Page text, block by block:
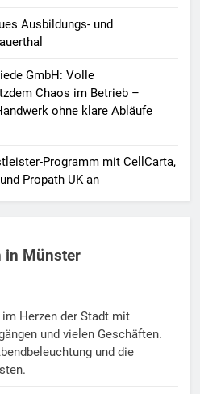
Ausbildungs- und
GmbH: Volle
Chaos im Betrieb –
ohne klare Abläufe
Programm mit CellCarta,
Propath UK an
in Münster
Herzen der Stadt mit
und vielen Geschäften.
und die